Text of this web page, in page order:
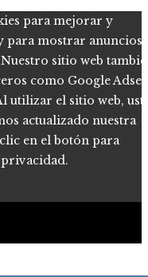
para mejorar y
para mostrar anuncios
sitio web
como Google
utilizar el sitio web,
actualizado nuestra
en el botón para